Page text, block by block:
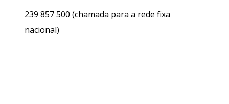
239 857 500 (chamada para a rede fixa
nacional)